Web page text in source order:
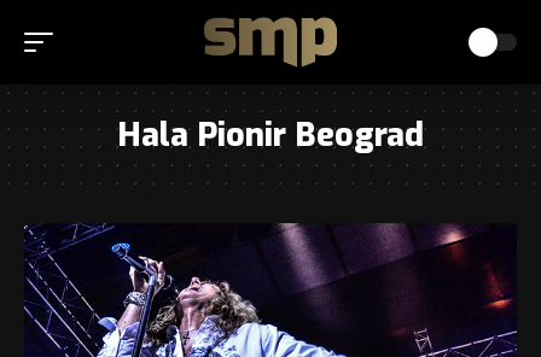
Hala Pionir Beograd